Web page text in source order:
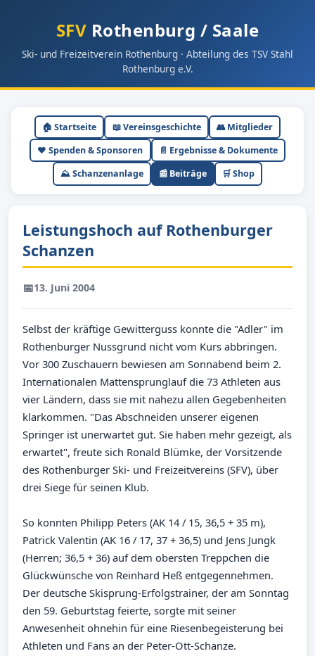
SFV Rothenburg / Saale
Ski- und Freizeitverein Rothenburg · Abteilung des TSV Stahl
Rothenburg e.V.
🏠 Startseite 📖 Vereinsgeschichte
👥 Mitglieder
❤️ Spenden & Sponsoren
📄 Ergebnisse & Dokumente
⛰ Schanzenanlage
📰 Beiträge 🛒 Shop
Leistungshoch auf Rothenburger
Schanzen
📅13. Juni 2004
Selbst der kräftige Gewitterguss konnte die "Adler" im
Rothenburger Nussgrund nicht vom Kurs abbringen.
Vor 300 Zuschauern bewiesen am Sonnabend beim 2.
Internationalen Mattensprunglauf die 73 Athleten aus
vier Ländern, dass sie mit nahezu allen Gegebenheiten
klarkommen. "Das Abschneiden unserer eigenen
Springer ist unerwartet gut. Sie haben mehr gezeigt, als
erwartet", freute sich Ronald Blümke, der Vorsitzende
des Rothenburger Ski- und Freizeitvereins (SFV), über
drei Siege für seinen Klub.
So konnten Philipp Peters (AK 14 / 15, 36,5 + 35 m),
Patrick Valentin (AK 16 / 17, 37 + 36,5) und Jens Jungk
(Herren; 36,5 + 36) auf dem obersten Treppchen die
Glückwünsche von Reinhard Heß entgegennehmen.
Der deutsche Skisprung-Erfolgstrainer, der am Sonntag
den 59. Geburtstag feierte, sorgte mit seiner
Anwesenheit ohnehin für eine Riesenbegeisterung bei
Athleten und Fans an der Peter-Ott-Schanze.